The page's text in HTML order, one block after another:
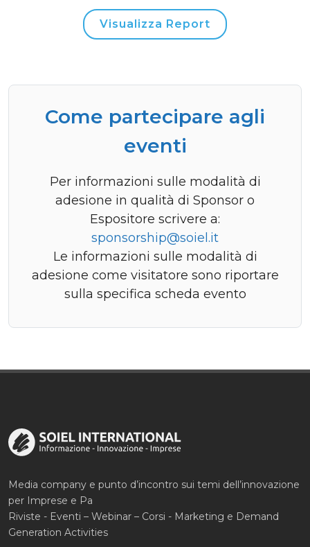
Visualizza Report
Come partecipare agli
eventi
Per informazioni sulle modalità di
adesione in qualità di Sponsor o
Espositore scrivere a:
sponsorship@soiel.it
Le informazioni sulle modalità di
adesione come visitatore sono riportare
sulla specifica scheda evento
Media company e punto d’incontro sui temi dell’innovazione
per Imprese e Pa
Riviste - Eventi – Webinar – Corsi - Marketing e Demand
Generation Activities